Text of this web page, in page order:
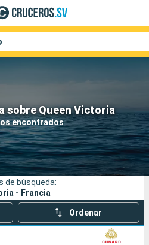
sobre Queen Victoria
encontrados
Compañías
Buscar
de búsqueda:
- Francia
Ordenar